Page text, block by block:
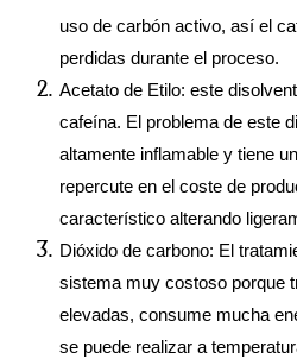
uso de carbón activo, así el
perdidas durante el proceso.
Acetato de Etilo: este
cafeína. El problema de este
altamente inflamable y tiene
repercute en el coste de
característico alterando
Dióxido de carbono: El
sistema muy costoso porque
elevadas, consume mucha
se puede realizar a